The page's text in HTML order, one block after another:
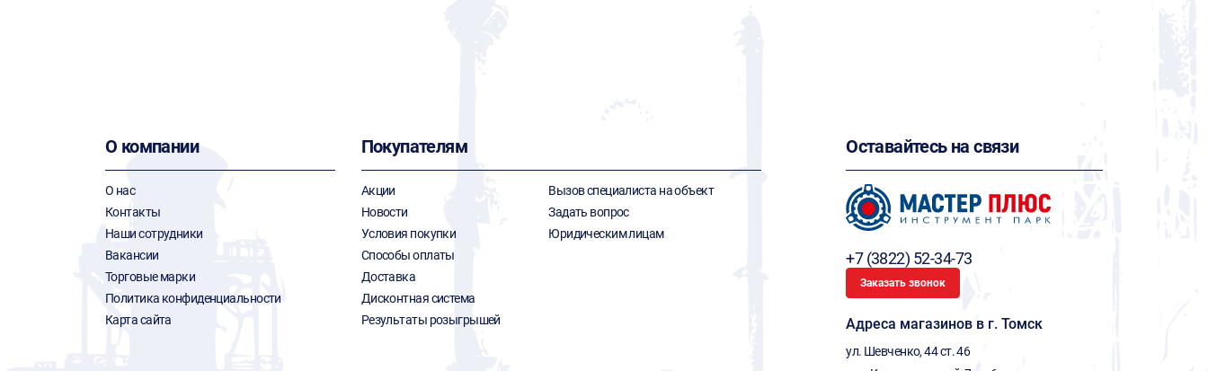
О компании
О нас
Контакты
Наши сотрудники
Вакансии
Торговые марки
Политика конфиденциальности
Карта сайта
Покупателям
Акции
Новости
Условия покупки
Способы оплаты
Доставка
Дисконтная система
Результаты розыгрышей
Вызов специалиста на объект
Задать вопрос
Юридическим лицам
Оставайтесь на связи
+7 (3822) 52-34-73
Заказать звонок
Адреса магазинов в г. Томск
ул. Шевченко, 44 ст. 46